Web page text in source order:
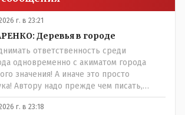
г. в 23:21
Деревья в городе
ответственность среди
одновременно с акиматом города
значения! А иначе это просто
Автору надо прежде чем писать,
обратиться в ЖКХ акимата и
чем своей статьей провоцировать
г. в 23:18